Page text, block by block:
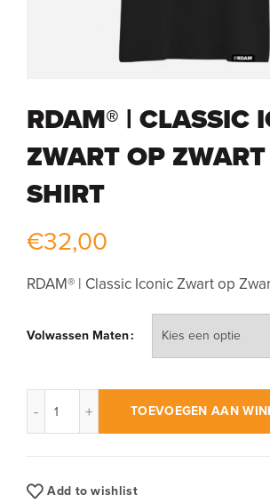
RDAM® | CLASSIC
ZWART OP ZWART
SHIRT
€32,00
RDAM® | Classic Iconic Zwart op
Volwassen Maten
TOEVOEGEN AAN
Add to wishlist